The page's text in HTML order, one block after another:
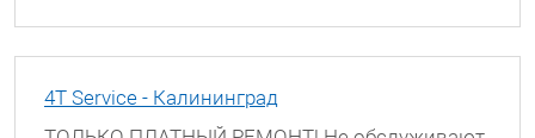
4T Service - Калининград